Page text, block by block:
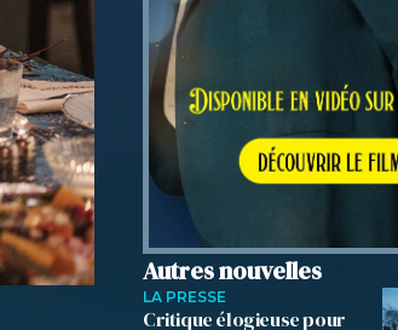
Autres nouvelles
LA PRESSE
Critique élogieuse pour